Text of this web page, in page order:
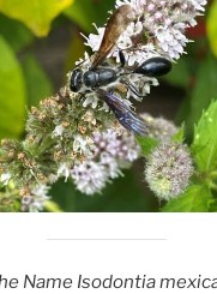
Name Isodontia